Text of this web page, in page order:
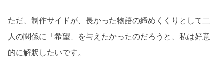
ただ、制作サイドが、長かった物語の締めくくりとして二
人の関係に「希望」を与えたかったのだろうと、私は好意
的に解釈したいです。